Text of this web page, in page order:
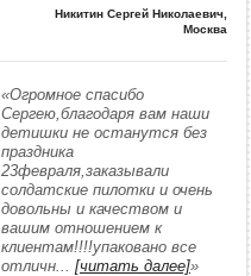
Никитин Сергей Николаевич
Москва
«Огромное спасибо
Сергею,благодаря вам наши
детишки не останутся без
праздника
23февраля,заказывали
солдатские пилотки и очень
довольны и качеством и
вашим отношением к
клиентам!!!!упаковано все
отличн... [читать далее]»